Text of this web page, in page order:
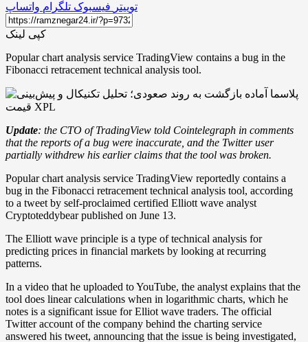
توییتر فیسبوک تلگرام واتساپ
کپی لینک
Popular chart analysis service TradingView contains a bug in the
Fibonacci retracement technical analysis tool.
Update: the CTO of TradingView told Cointelegraph in comments
that the reports of a bug were inaccurate, and the Twitter user
partially withdrew his earlier claims that the tool was broken.
Popular chart analysis service TradingView reportedly contains a
bug in the Fibonacci retracement technical analysis tool, according
to a tweet by self-proclaimed certified Elliott wave analyst
Cryptoteddybear published on June 13.
The Elliott wave principle is a type of technical analysis for
predicting prices in financial markets by looking at recurring
patterns.
In a video that he uploaded to YouTube, the analyst explains that the
tool does linear calculations when in logarithmic charts, which he
notes is a significant issue for Elliot wave traders. The official
Twitter account of the company behind the charting service
answered his tweet, announcing that the issue is being investigated,